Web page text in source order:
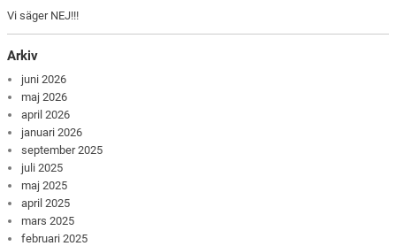
Vi säger NEJ!!!
Arkiv
juni 2026
maj 2026
april 2026
januari 2026
september 2025
juli 2025
maj 2025
april 2025
mars 2025
februari 2025